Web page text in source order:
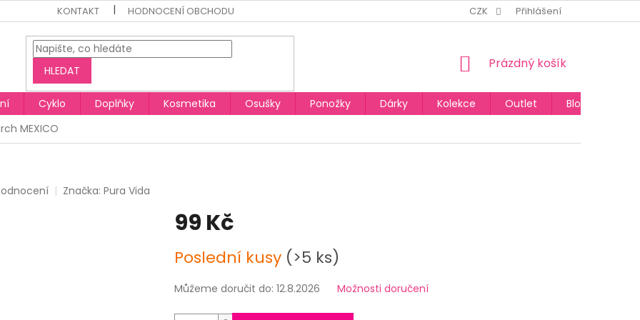
KONTAKT HODNOCENÍ OBCHODU CZK Přihlášení
HLEDAT
NÁKUPNÍ
Prázdný košík
Cyklo Doplňky Kosmetika Osušky Ponožky Dárky Kolekce Outlet
Blog
MEXICO
Značka: Pura Vida
99 Kč
cena:
Poslední kusy (>5 ks)
Můžeme doručit do: 12.8.2026 Možnosti doručení